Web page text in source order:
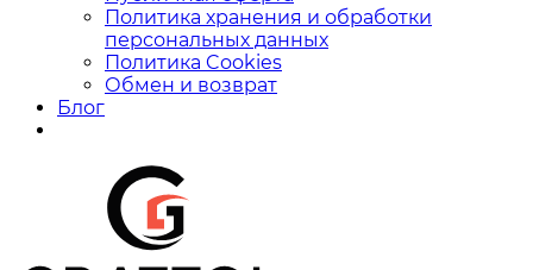
Политика хранения и обработки
персональных данных
Политика Cookies
Обмен и возврат
Блог